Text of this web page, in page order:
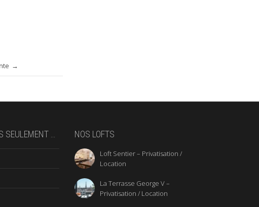
… NOS LOFTS
Loft Sentier – Privatisation /
Location
La Terrasse George V –
Privatisation / Location